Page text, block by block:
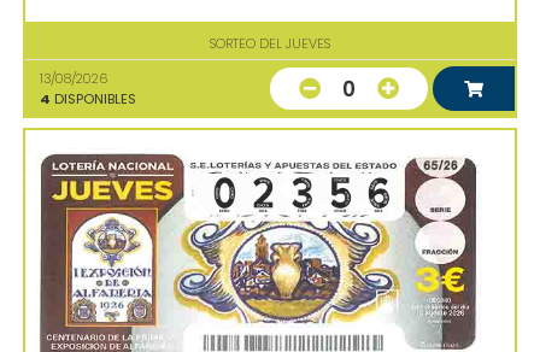
SORTEO DEL JUEVES
13/08/2026
4 DISPONIBLES 0